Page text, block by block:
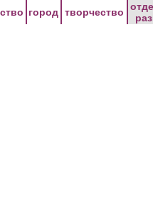
город творчество